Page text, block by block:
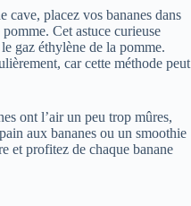
cave, placez vos bananes dans
Cet astuce curieuse
gaz éthylène de la pomme.
car cette méthode peut
ont l’air un peu trop mûres,
aux bananes ou un smoothie
et profitez de chaque banane